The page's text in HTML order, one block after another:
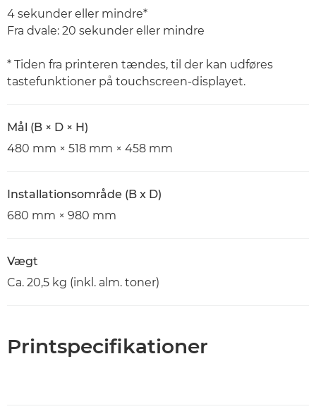
4 sekunder eller mindre*
Fra dvale: 20 sekunder eller mindre
* Tiden fra printeren tændes, til der kan udføres
tastefunktioner på touchscreen-displayet.
Mål (B × D × H)
480 mm × 518 mm × 458 mm
Installationsområde (B x D)
680 mm × 980 mm
Vægt
Ca. 20,5 kg (inkl. alm. toner)
Printspecifikationer